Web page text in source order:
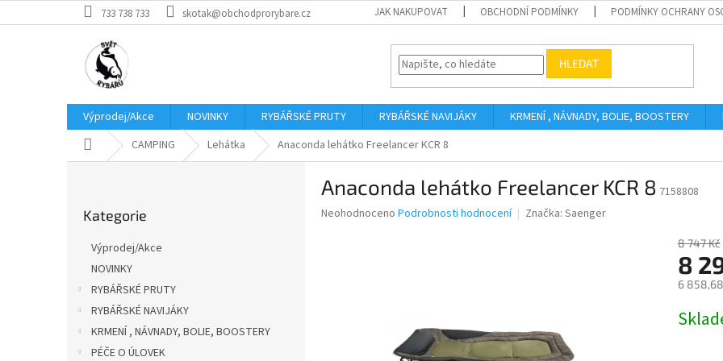
na
733 738 733 skotak@obchodprorybare.cz JAK NAKUPOVAT OBCHODNÍ PODMÍNKY PODMÍNKY OCHRANY
HLEDAT
Výprodej/Akce NOVINKY RYBÁŘSKÉ PRUTY RYBÁŘSKÉ NAVIJÁKY KRMENÍ , NÁVNADY, BOLIE, BOOSTERY
Domů CAMPING Lehátka Anaconda lehátko Freelancer KCR 8
kategorie
Kategorie
Výprodej/Akce
NOVINKY
RYBÁŘSKÉ PRUTY
RYBÁŘSKÉ NAVIJÁKY
KRMENÍ , NÁVNADY, BOLIE, BOOSTERY
PÉČE O ÚLOVEK
Anaconda lehátko Freelancer KCR 8 7158808
Průměrné
Neohodnoceno Podrobnosti hodnocení Značka: Saenger
8 747 Kč
8
6
cena: